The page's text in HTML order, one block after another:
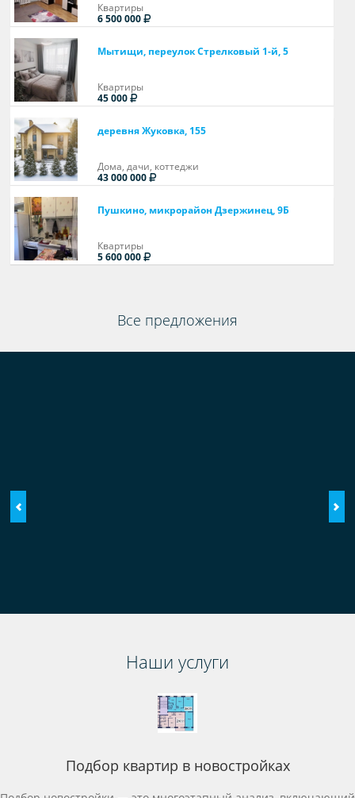
Квартиры
6 500 000
Мытищи, переулок Стрелковый 1-й, 5
Квартиры
45 000
деревня Жуковка, 155
Дома, дачи, коттеджи
43 000 000
Пушкино, микрорайон Дзержинец, 9Б
Квартиры
5 600 000
Все предложения
Наши услуги
Подбор квартир в новостройках